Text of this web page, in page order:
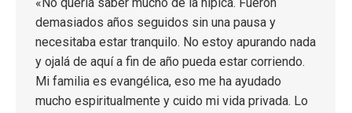
demasiados años seguidos sin una pausa y
necesitaba estar tranquilo. No estoy apurando nada
y ojalá de aquí a fin de año pueda estar corriendo.
Mi familia es evangélica, eso me ha ayudado
mucho espiritualmente y cuido mi vida privada. Lo